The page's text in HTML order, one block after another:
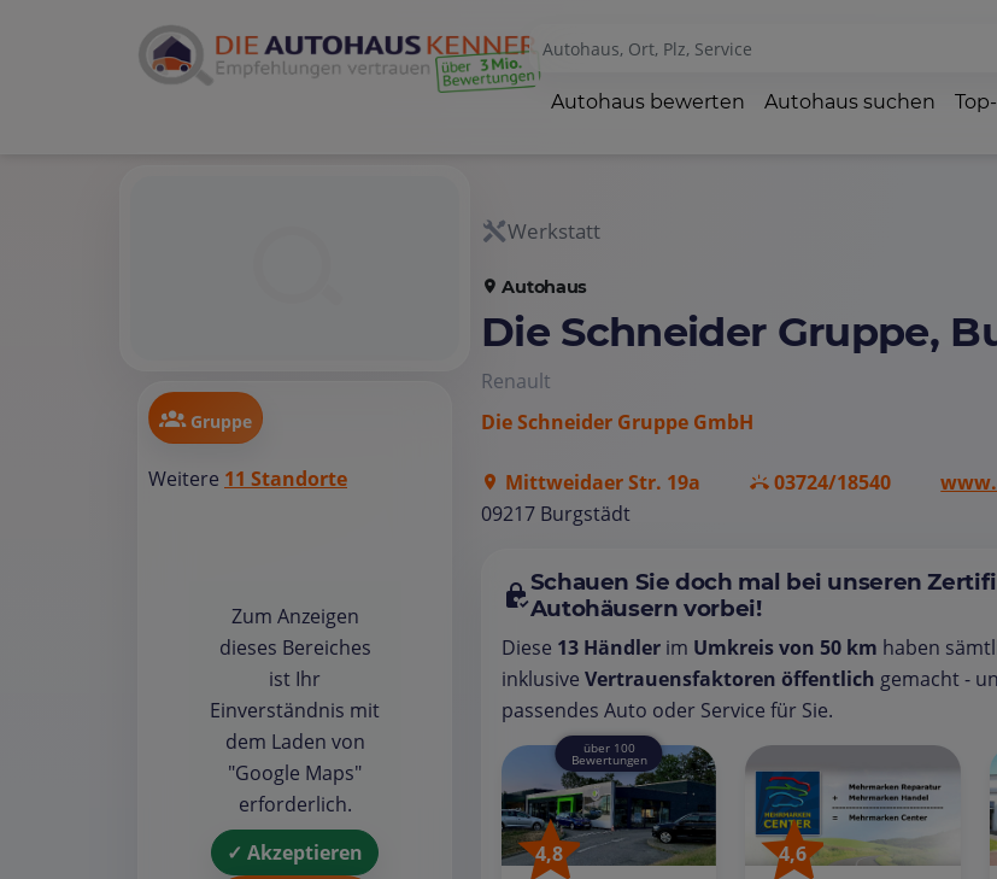
Autohaus bewerten Autohaus suchen
Werkstatt
Autohaus
Die Schneider Gruppe,
Renault
Die Schneider Gruppe GmbH
Mittweidaer Str. 19a
09217 Burgstädt
03724/18540
Schauen Sie doch mal bei unseren
Autohäusern vorbei!
Diese 13 Händler im Umkreis von 50 km haben
inklusive Vertrauensfaktoren öffentlich gemacht -
passendes Auto oder Service für Sie.
über 100
Bewertungen
4,8 4,6
Gruppe
Weitere 11 Standorte
Zum Anzeigen
dieses Bereiches
ist Ihr
Einverständnis mit
dem Laden von
"Google Maps"
erforderlich.
✓ Akzeptieren